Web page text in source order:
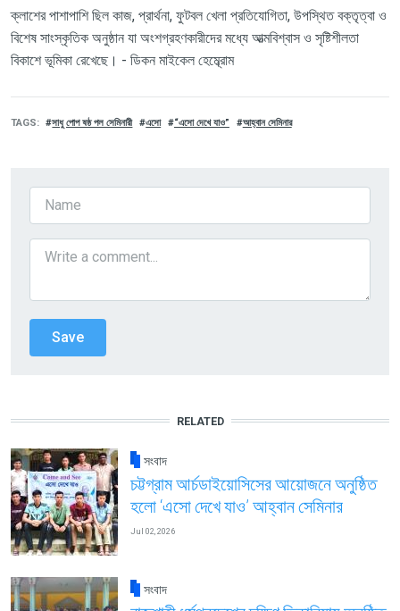
ক্লাশের পাশাপাশি ছিল কাজ, প্রার্থনা, ফুটবল খেলা প্রতিযোগিতা, উপস্থিত বক্তৃত্বা ও
বিশেষ সাংস্কৃতিক অনুষ্ঠান যা অংশগ্রহণকারীদের মধ্যে আত্মবিশ্বাস ও সৃষ্টিশীলতা
বিকাশে ভূমিকা রেখেছে। - ডিকন মাইকেল হেম্ব্রোম
TAGS সাধু পোপ ষষ্ঠ পল সেমিনারী এসো “এসো দেখে যাও” আহ্বান সেমিনার
RELATED
সংবাদ
চট্টগ্রাম আর্চডাইয়োসিসের আয়োজনে অনুষ্ঠিত
হলো ‘এসো দেখে যাও’ আহ্বান সেমিনার
Jul 02, 2026
সংবাদ